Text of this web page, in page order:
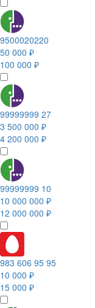
9500020220
50 000 ₽
100 000 ₽
99999999 27
3 500 000 ₽
4 200 000 ₽
99999999 10
10 000 000 ₽
12 000 000 ₽
983 606 95 95
10 000 ₽
15 000 ₽